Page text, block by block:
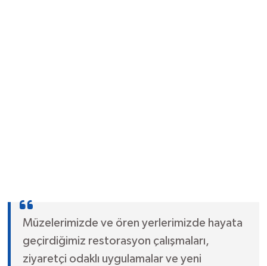
Müzelerimizde ve ören yerlerimizde hayata
geçirdiğimiz restorasyon çalışmaları,
ziyaretçi odaklı uygulamalar ve yeni